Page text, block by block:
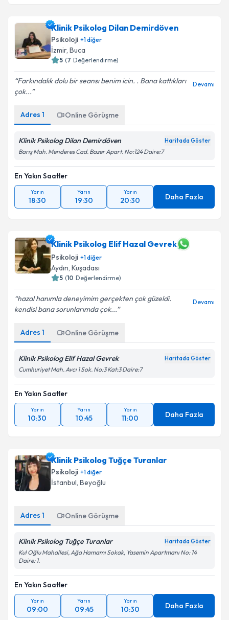
Klinik Psikolog Dilan Demirdöven
Psikoloji +1diğer
İzmir, Buca
5 (7 Değerlendirme)
Farkındalık dolu bir seansı benim icin. . Bana kattıkları
çok...
Devamı
Adres 1 Online Görüşme
Klinik Psikolog Dilan Demirdöven Haritada Göster
Barış Mah. Menderes Cad. Bazer Apart. No:124 Daire:7
En Yakın Saatler
Yarın
18:30
Yarın
19:30
Yarın
20:30 Daha Fazla
Klinik Psikolog Elif Hazal Gevrek
Psikoloji +1diğer
Aydın, Kuşadası
5 (10 Değerlendirme)
hazal hanımla deneyimim gerçekten çok güzeldi.
kendisi bana sorunlarımda çok...
Devamı
Adres 1 Online Görüşme
Klinik Psikolog Elif Hazal Gevrek Haritada Göster
Cumhuriyet Mah. Avcı 1 Sok. No:3 Kat:3 Daire:7
En Yakın Saatler
Yarın
10:30
Yarın
10:45
Yarın
11:00 Daha Fazla
Klinik Psikolog Tuğçe Turanlar
Psikoloji +1diğer
İstanbul, Beyoğlu
Adres 1 Online Görüşme
Klinik Psikolog Tuğçe Turanlar Haritada Göster
Kul Oğlu Mahallesi, Ağa Hamamı Sokak, Yasemin Apartmanı No: 14
Daire: 1.
En Yakın Saatler
Yarın
09:00
Yarın
09:45
Yarın
10:30 Daha Fazla